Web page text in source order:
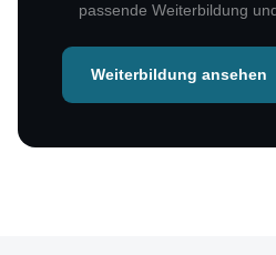
passende Weiterbildung
Weiterbildung ansehen